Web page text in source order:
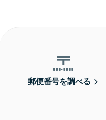
郵便番号を調べる